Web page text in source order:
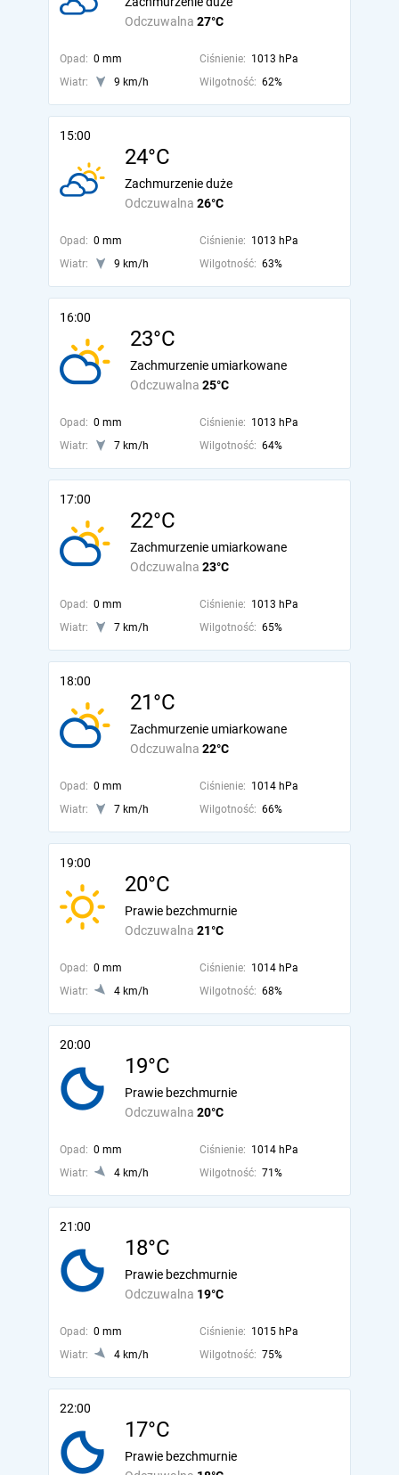
Odczuwalna 27°C
Opad: 0 mm Ciśnienie: 1013 hPa
Wiatr:
9 km/h Wilgotność: 62%
15:00
24°C
Odczuwalna 26°C
Zachmurzenie duże
Opad: 0 mm Ciśnienie: 1013 hPa
Wiatr:
9 km/h Wilgotność: 63%
16:00
23°C
Odczuwalna 25°C
Zachmurzenie umiarkowane
Opad: 0 mm Ciśnienie: 1013 hPa
Wiatr:
7 km/h Wilgotność: 64%
17:00
22°C
Odczuwalna 23°C
Zachmurzenie umiarkowane
Opad: 0 mm Ciśnienie: 1013 hPa
Wiatr:
7 km/h Wilgotność: 65%
18:00
21°C
Odczuwalna 22°C
Zachmurzenie umiarkowane
Opad: 0 mm Ciśnienie: 1014 hPa
Wiatr:
7 km/h Wilgotność: 66%
19:00
20°C
Odczuwalna 21°C
Prawie bezchmurnie
Opad: 0 mm Ciśnienie: 1014 hPa
Wiatr:
4 km/h Wilgotność: 68%
20:00
19°C
Odczuwalna 20°C
Prawie bezchmurnie
Opad: 0 mm Ciśnienie: 1014 hPa
Wiatr:
4 km/h Wilgotność: 71%
21:00
18°C
Odczuwalna 19°C
Prawie bezchmurnie
Opad: 0 mm Ciśnienie: 1015 hPa
Wiatr:
4 km/h Wilgotność: 75%
22:00
17°C
Prawie bezchmurnie